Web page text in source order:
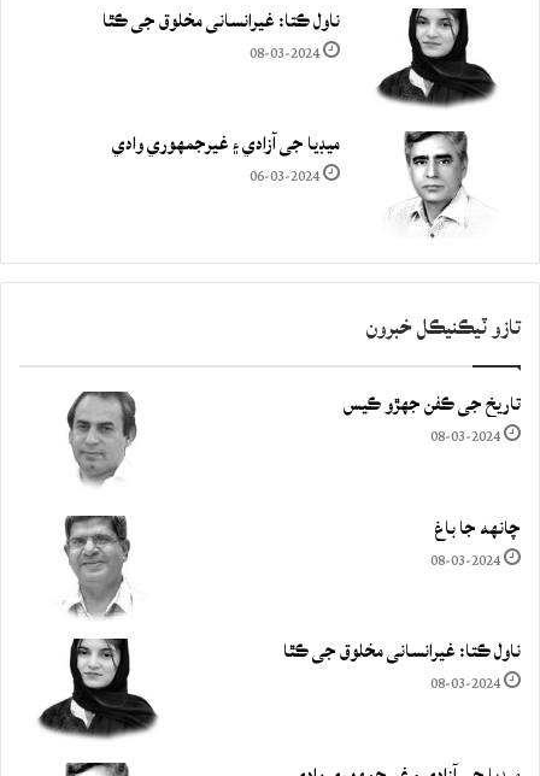
ناول ڪتا: غيرانساني مخلوق جي ڪٿا
08-03-2024
ميڊيا جي آزادي ۽ غيرجمھوري وادي
06-03-2024
تازو ٽيڪنيڪل خبرون
تاريخ جي ڪفن جھڙو ڪيس
08-03-2024
چانهه جا باغ
08-03-2024
ناول ڪتا: غيرانساني مخلوق جي ڪٿا
08-03-2024